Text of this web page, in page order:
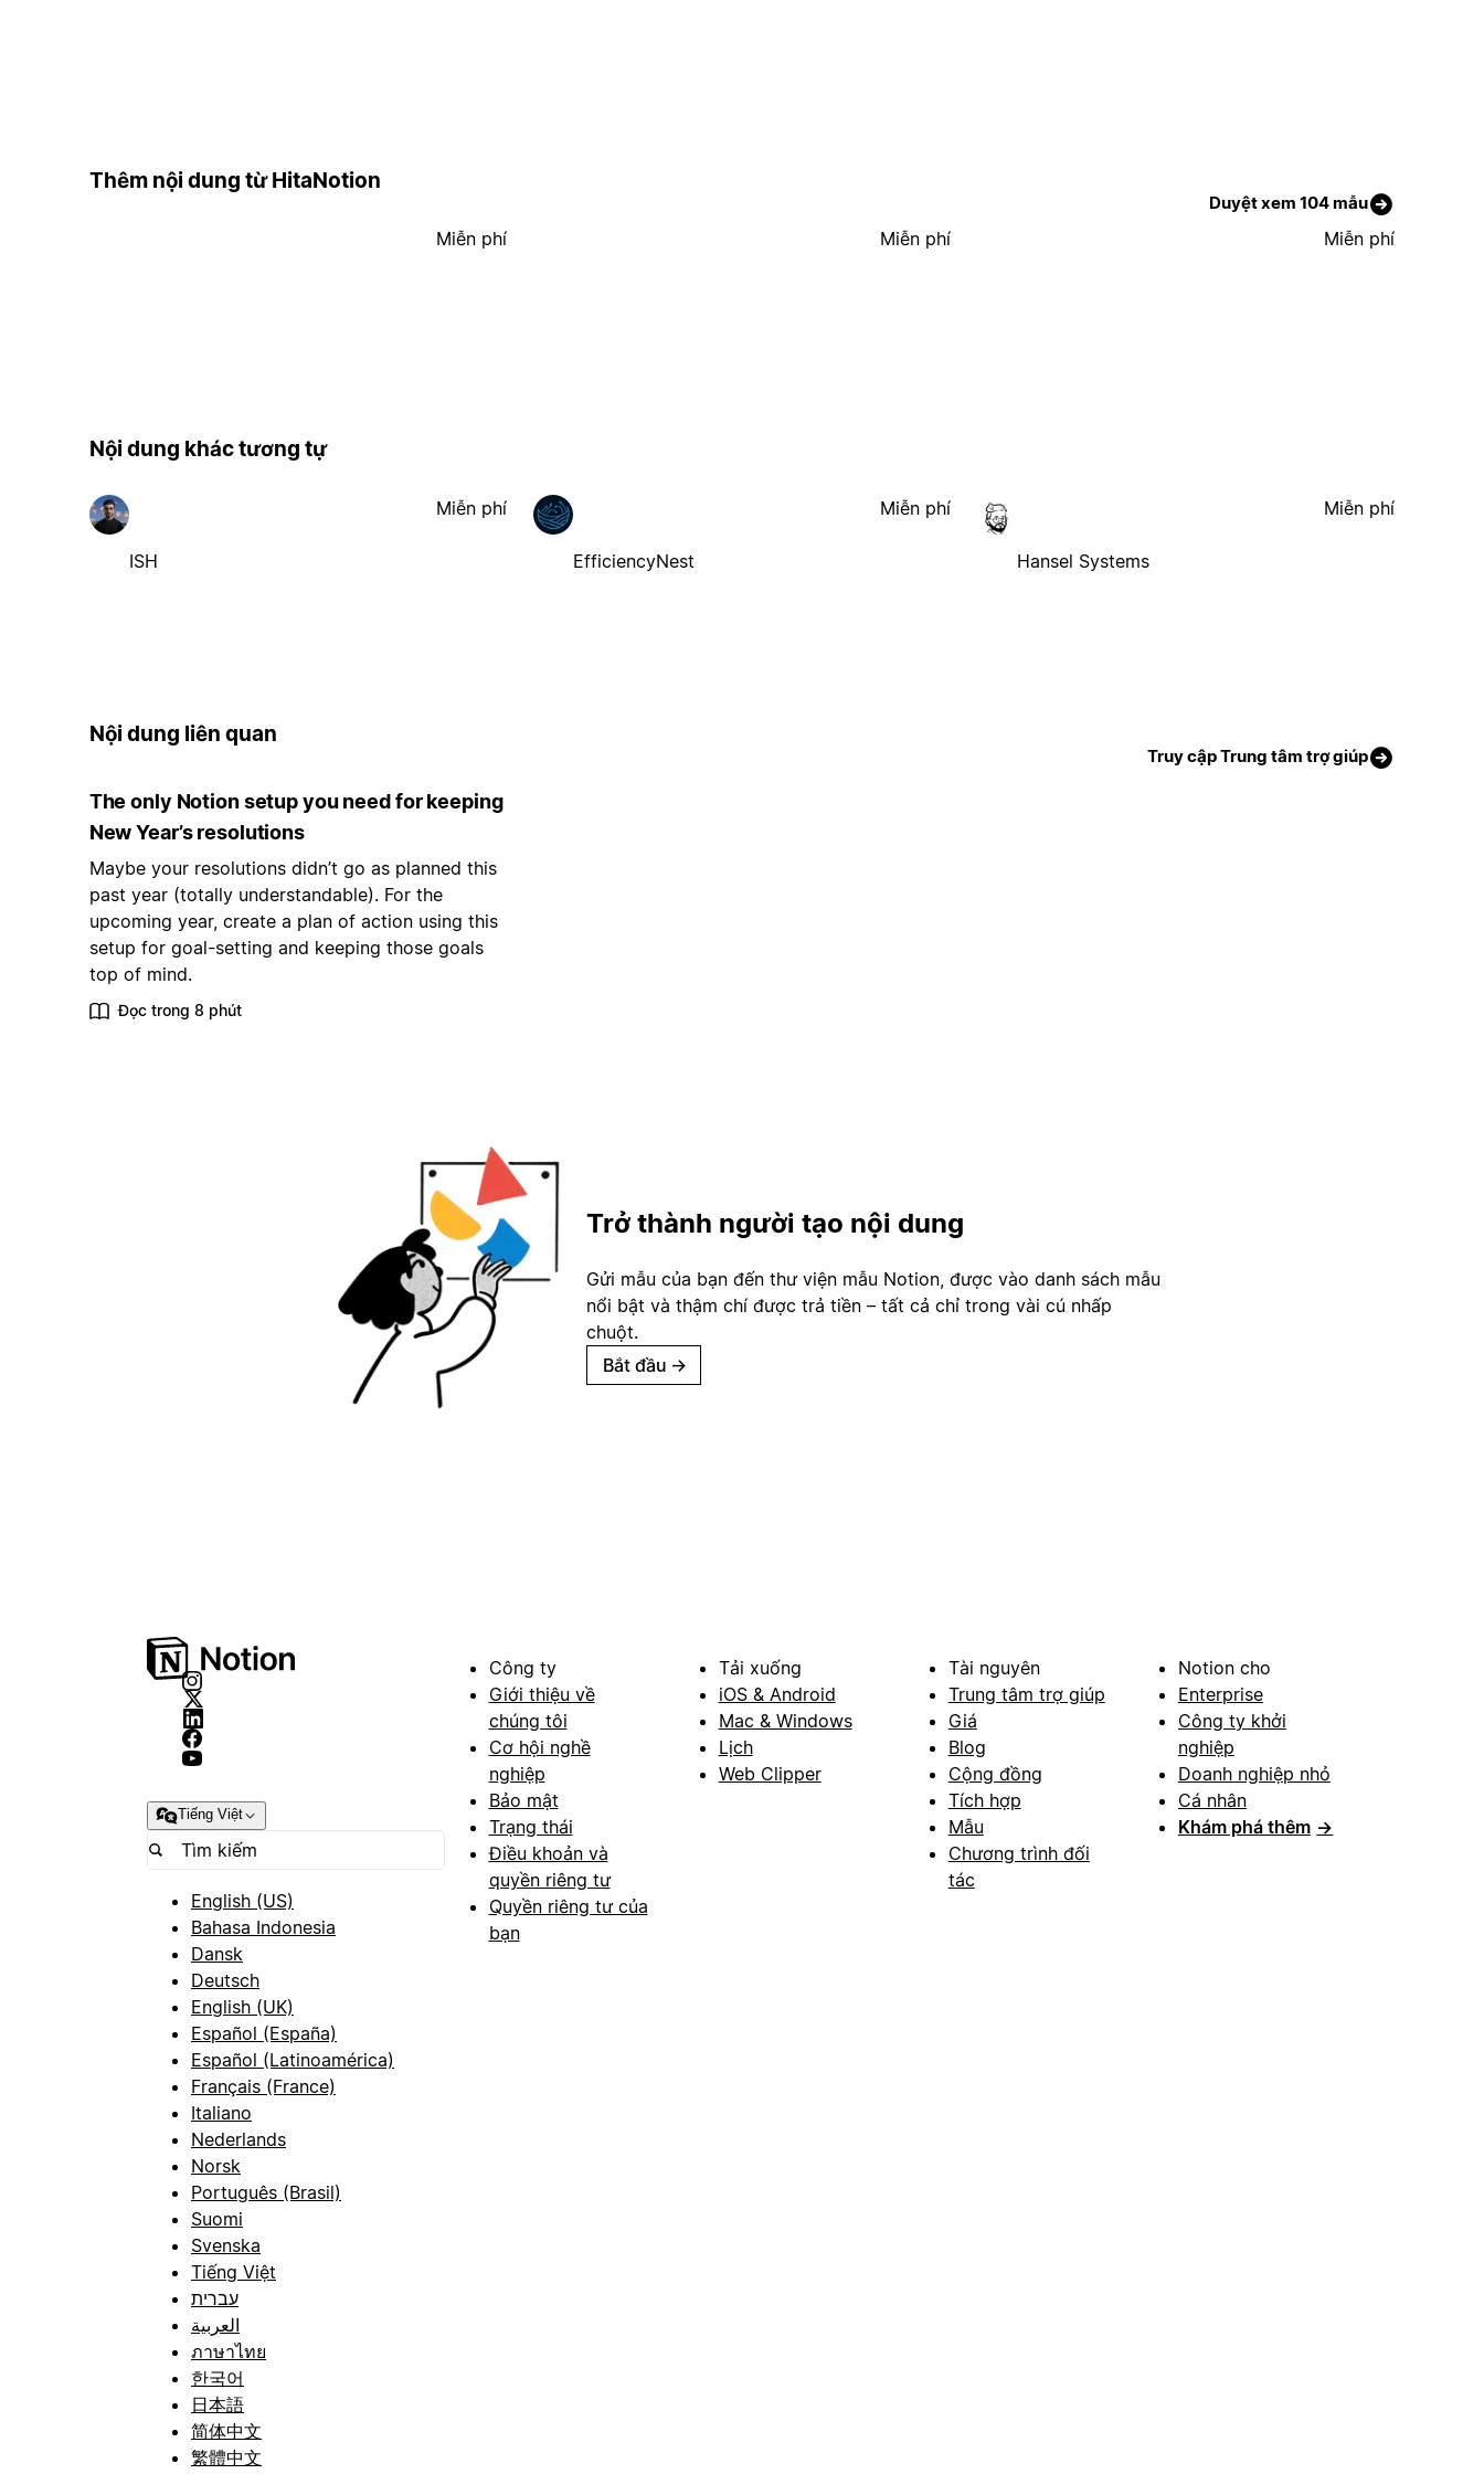
Thêm nội dung từ HitaNotion
Duyệt xem 104 mẫu
Miễn phí Miễn phí Miễn phí
Nội dung khác tương tự
ISH
Miễn phí
EfficiencyNest
Miễn phí
Hansel Systems
Miễn phí
Nội dung liên quan
Truy cập Trung tâm trợ giúp
The only Notion setup you need for keeping
New Year’s resolutions
Maybe your resolutions didn’t go as planned this
past year (totally understandable). For the
upcoming year, create a plan of action using this
setup for goal-setting and keeping those goals
top of mind.
Đọc trong 8 phút
Trở thành người tạo nội dung
Gửi mẫu của bạn đến thư viện mẫu Notion, được vào danh sách mẫu
nổi bật và thậm chí được trả tiền – tất cả chỉ trong vài cú nhấp
chuột.
Bắt đầu →
Tiếng Việt
English (US)
Bahasa Indonesia
Dansk
Deutsch
English (UK)
Español (España)
Español (Latinoamérica)
Français (France)
Italiano
Nederlands
Norsk
Português (Brasil)
Suomi
Svenska
Tiếng Việt
עברית
العربية
ภาษาไทย
한국어
日本語
简体中文
繁體中文
Công ty
Giới thiệu về
chúng tôi
Cơ hội nghề
nghiệp
Bảo mật
Trạng thái
Điều khoản và
quyền riêng tư
Quyền riêng tư của
bạn
Tải xuống
iOS & Android
Mac & Windows
Lịch
Web Clipper
Tài nguyên
Trung tâm trợ giúp
Giá
Blog
Cộng đồng
Tích hợp
Mẫu
Chương trình đối
tác
Notion cho
Enterprise
Công ty khởi
nghiệp
Doanh nghiệp nhỏ
Cá nhân
Khám phá thêm →